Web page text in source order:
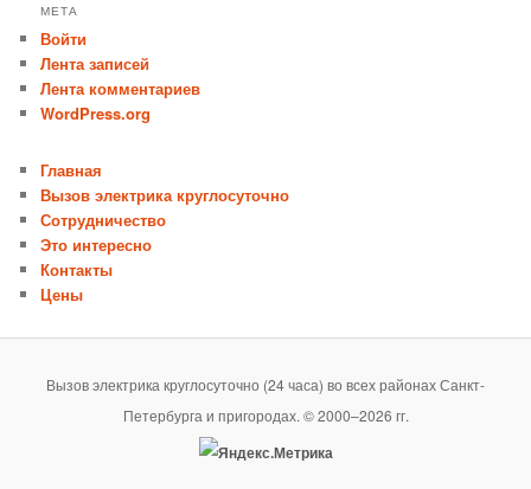
МЕТА
Войти
Лента записей
Лента комментариев
WordPress.org
Главная
Вызов электрика круглосуточно
Сотрудничество
Это интересно
Контакты
Цены
Вызов электрика круглосуточно (24 часа) во всех районах Санкт-
Петербурга и пригородах. © 2000–2026 гг.